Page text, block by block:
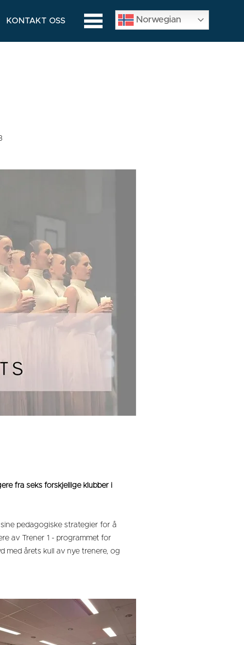
KONTAKT OSS Norwegian
fra seks forskjellige klubber i
pedagogiske strategier for å
av Trener 1 - programmet for
med årets kull av nye trenere, og